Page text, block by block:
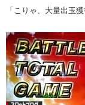
「こりゃ、大量出玉